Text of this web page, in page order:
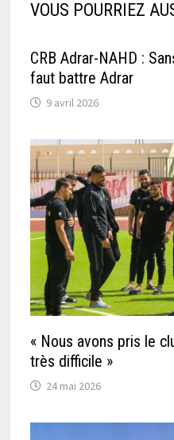
VOUS POURRIEZ
CRB Adrar-NAHD :
faut battre Adrar
9 avril 2026
« Nous avons pris le
très difficile »
24 mai 2026